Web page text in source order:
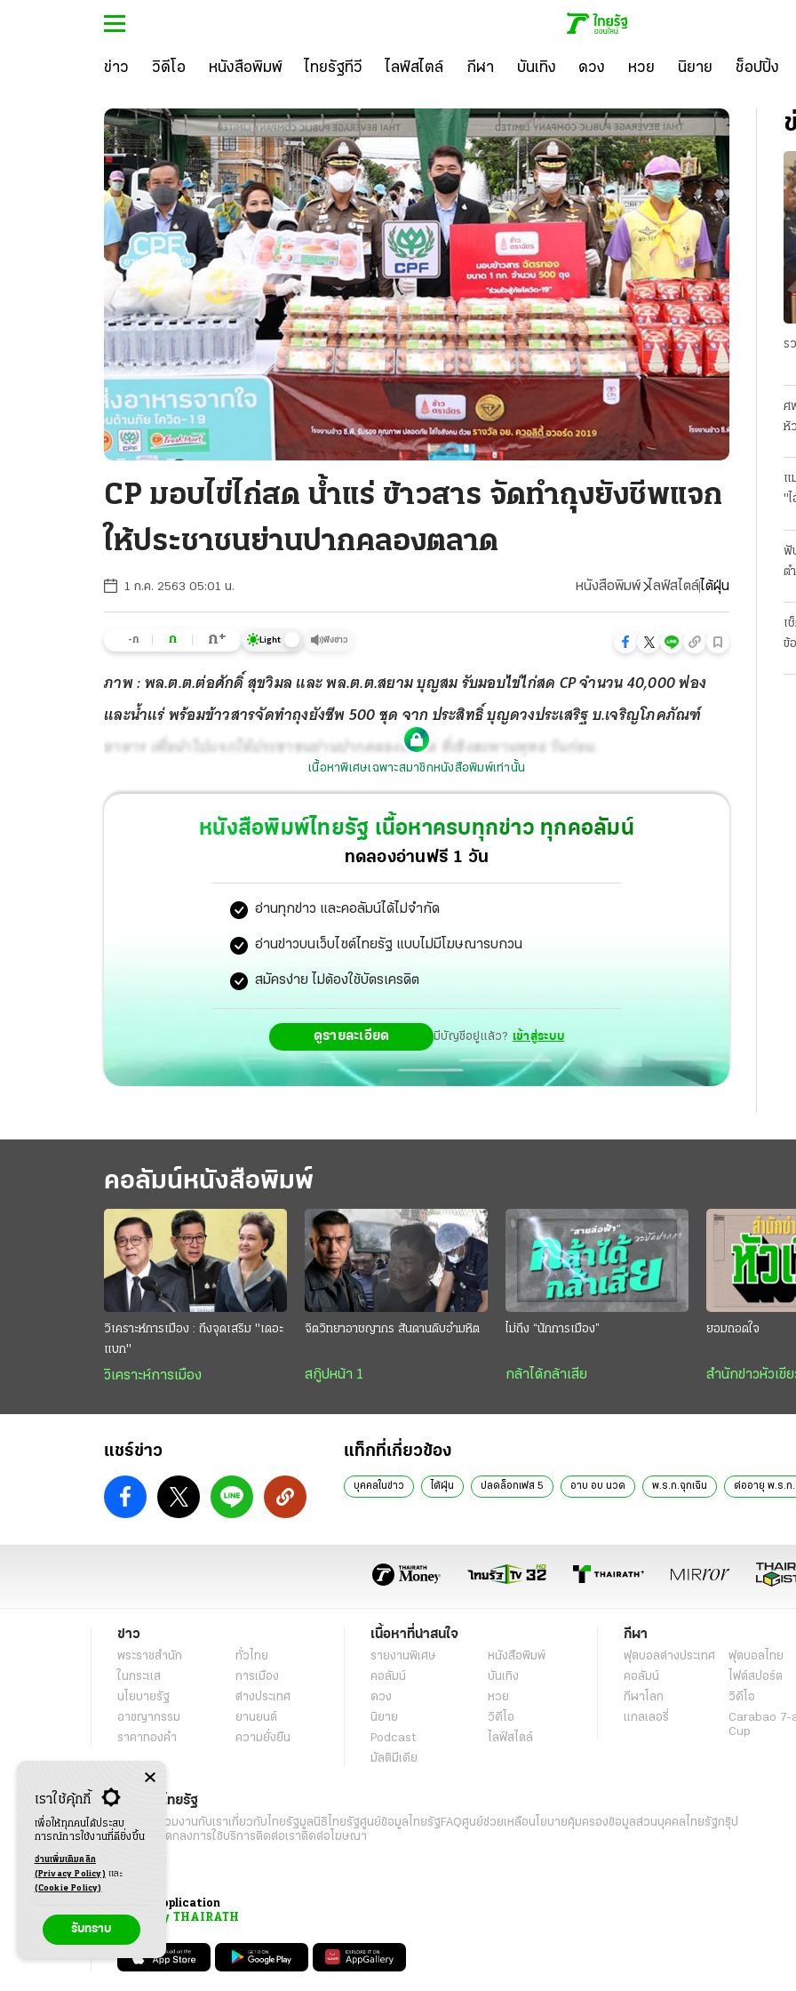
ข่าว วิดีโอ หนังสือพิมพ์ ไทยรัฐทีวี ไลฟ์สไตล์ กีฬา บันเทิง ดวง หวย นิยาย ช็อปปิ้ง
CP มอบไข่ไก่สด น้ำแร่ ข้าวสาร จัดทำถุงยังชีพแจก
ให้ประชาชนย่านปากคลองตลาด
1 ก.ค. 2563 05:01 น. หนังสือพิมพ์ ไลฟ์สไตล์ไต้ฝุ่น
-ก ก ก+ Light ฟังข่าว
ภาพ : พล.ต.ต.ต่อศักดิ์ สุขวิมล และ พล.ต.ต.สยาม บุญสม รับมอบไข่ไก่สด CP จำนวน 40,000 ฟอง
และน้ำแร่ พร้อมข้าวสารจัดทำถุงยังชีพ 500 ชุด จาก ประสิทธิ์ บุญดวงประเสริฐ บ.เจริญโภคภัณฑ์
อาหาร เพื่อนำไปแจกให้ประชาชนย่านปากคลองตลาด ที่เชิงสะพานพุทธ วันก่อน.
เนื้อหาพิเศษเฉพาะสมาชิกหนังสือพิมพ์เท่านั้น
หนังสือพิมพ์ไทยรัฐ เนื้อหาครบทุกข่าว ทุกคอลัมน์
ทดลองอ่านฟรี 1 วัน
อ่านทุกข่าว และคอลัมน์ได้ไม่จำกัด
อ่านข่าวบนเว็บไซต์ไทยรัฐ แบบไม่มีโฆษณารบกวน
สมัครง่าย ไม่ต้องใช้บัตรเครดิต
ดูรายละเอียด มีบัญชีอยู่แล้ว? เข้าสู่ระบบ
ร
ศ
หั
แ
"
ฟั
ต
เ
ข้
คอลัมน์หนังสือพิมพ์
วิเคราะห์การเมือง : ถึงจุดเสริม "เดอะ
แบก"
วิเคราะห์การเมือง
จิตวิทยาอาชญากร สันดานดิบอำมหิต
สกู๊ปหน้า 1
ไม่ถึง “นักการเมือง”
กล้าได้กล้าเสีย
ยอมถอดใจ
สำนักข่าวหัวเขีย
แชร์ข่าว แท็กที่เกี่ยวข้อง
บุคคลในข่าว ไต้ฝุ่น ปลดล็อกเฟส 5 อาบ อบ นวด พ.ร.ก.ฉุกเฉิน ต่ออายุ พ.ร.ก.
ข่าว
พระราชสำนัก
ทั่วไทย
ในกระแส
การเมือง
นโยบายรัฐ
ต่างประเทศ
อาชญากรรม
ยานยนต์
ราคาทองคำ
ความยั่งยืน
เนื้อหาที่น่าสนใจ
รายงานพิเศษ
หนังสือพิมพ์
คอลัมน์
บันเทิง
ดวง
หวย
นิยาย
วิดีโอ
Podcast
ไลฟ์สไตล์
มัลติมีเดีย
กีฬา
ฟุตบอลต่่างประเทศ
ฟุตบอลไทย
คอลัมน์
ไฟต์สปอร์ต
กีฬาโลก
วิดีโอ
แกลเลอรี่
Carabao 7-
Cup
เกี่ยวกับไทยรัฐ
กิจกรรม ร่วมงานกับเราเกี่ยวกับไทยรัฐมูลนิธิไทยรัฐศูนย์ข้อมูลไทยรัฐFAQศูนย์ช่วยเหลือนโยบายคุ้มครองข้อมูลส่วนบุคคลไทยรัฐกรุ๊ป
เงื่อนไขข้อตกลงการใช้บริการติดต่อเราติดต่อโฆษณา
Application
My THAIRATH
เราใช้คุ้กกี้
เพื่อให้ทุกคนได้ประสบ
การณ์การใช้งานที่ดียิ่งขึ้น
อ่านเพิ่มเติมคลิก
(Privacy Policy) และ
(Cookie Policy)
รับทราบ